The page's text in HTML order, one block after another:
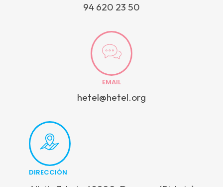
94 620 23 50
EMAIL
hetel@hetel.org
DIRECCIÓN